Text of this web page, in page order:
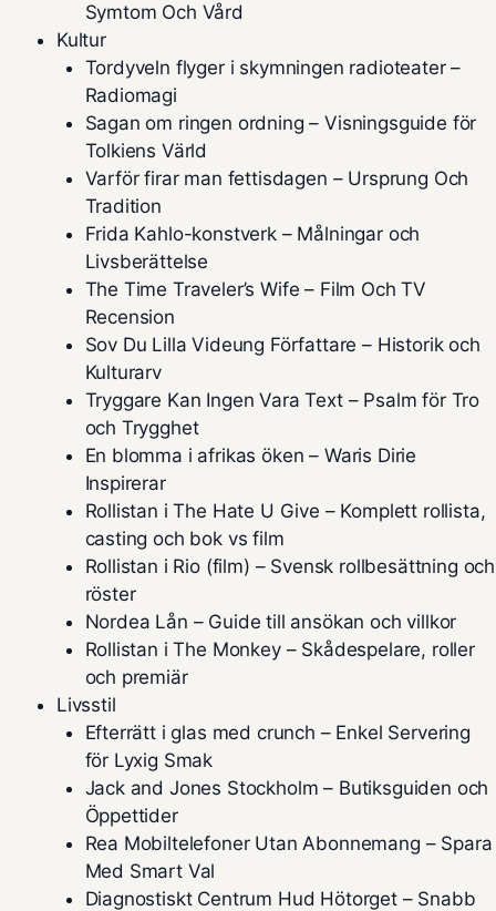
Symtom Och Vård
Kultur
Tordyveln flyger i skymningen radioteater –
Radiomagi
Sagan om ringen ordning – Visningsguide för
Tolkiens Värld
Varför firar man fettisdagen – Ursprung Och
Tradition
Frida Kahlo-konstverk – Målningar och
Livsberättelse
The Time Traveler’s Wife – Film Och TV
Recension
Sov Du Lilla Videung Författare – Historik och
Kulturarv
Tryggare Kan Ingen Vara Text – Psalm för Tro
och Trygghet
En blomma i afrikas öken – Waris Dirie
Inspirerar
Rollistan i The Hate U Give – Komplett rollista,
casting och bok vs film
Rollistan i Rio (film) – Svensk rollbesättning och
röster
Nordea Lån – Guide till ansökan och villkor
Rollistan i The Monkey – Skådespelare, roller
och premiär
Livsstil
Efterrätt i glas med crunch – Enkel Servering
för Lyxig Smak
Jack and Jones Stockholm – Butiksguiden och
Öppettider
Rea Mobiltelefoner Utan Abonnemang – Spara
Med Smart Val
Diagnostiskt Centrum Hud Hötorget – Snabb